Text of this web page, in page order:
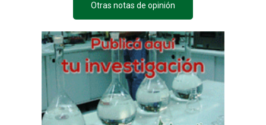
Otras notas de opinión